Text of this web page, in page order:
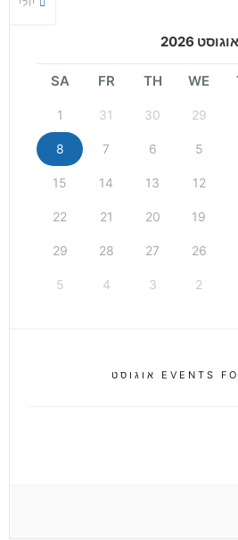
אוגוסט 2026
WE
TH
FR
SA
29
30
31
1
5
6
7
8
12
13
14
15
19
20
21
22
26
27
28
29
2
3
4
5
EVENTS אוגוסט